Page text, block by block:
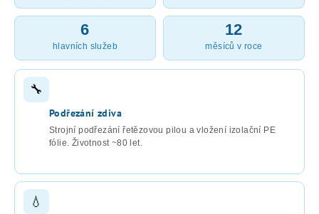
6
hlavních služeb
12
měsíců v roce
🔧
Podřezání zdiva
Strojní podřezání řetězovou pilou a vložení izolační PE
fólie. Životnost ~80 let.
💧